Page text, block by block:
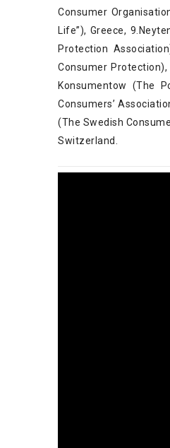
Consumer
Life”), Greece,
Protection
Consumer
Konsumentow (The
Consumers’
(The Swedish
Switzerland.